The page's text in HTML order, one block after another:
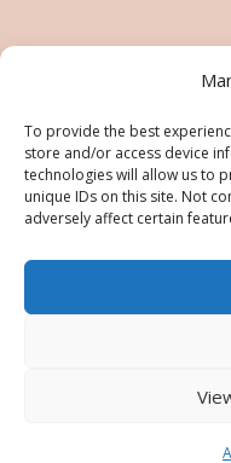
To provide the best
store and/or access device
technologies will allow us to
unique IDs on this site. Not
adversely affect certain
©Nésiris. Katia
indépendante
responsable du
utilisation des